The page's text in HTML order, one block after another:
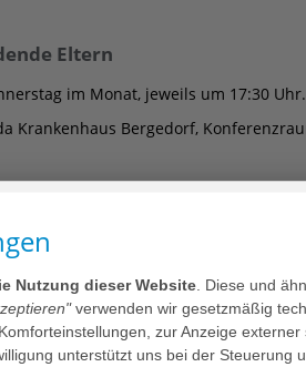
Eltern
im Monat, jeweils um 17:30 Uhr.
Krankenhaus Bergedorf,
Nutzung dieser Website . Diese und
verwenden wir gesetzmäßig
zur Anzeige
unterstützt uns bei der Steuerung